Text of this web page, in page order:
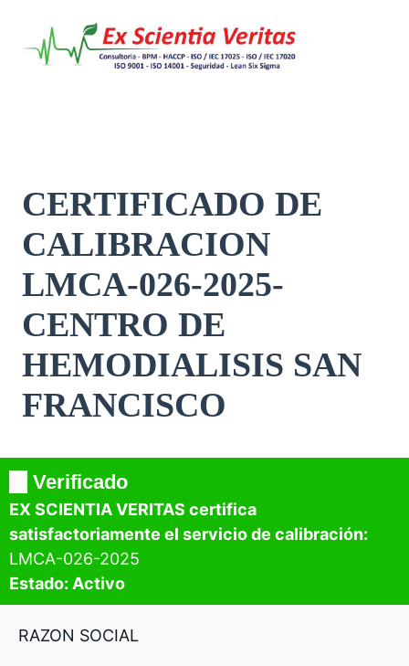
contenido
CERTIFICADO DE
CALIBRACION
LMCA-026-2025-
CENTRO DE
HEMODIALISIS SAN
FRANCISCO
Verificado
EX SCIENTIA VERITAS certifica
satisfactoriamente el servicio de calibración:
LMCA-026-2025
Estado: Activo
RAZON SOCIAL